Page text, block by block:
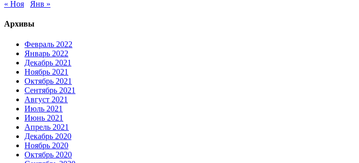
« Ноя
Янв »
Архивы
Февраль 2022
Январь 2022
Декабрь 2021
Ноябрь 2021
Октябрь 2021
Сентябрь 2021
Август 2021
Июль 2021
Июнь 2021
Апрель 2021
Декабрь 2020
Ноябрь 2020
Октябрь 2020